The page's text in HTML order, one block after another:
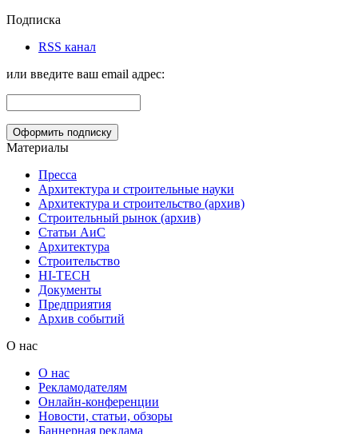
Подписка
RSS канал
или введите ваш email адрес:
Материалы
Пресса
Архитектура и строительные науки
Архитектура и строительство (архив)
Строительный рынок (архив)
Статьи АиС
Архитектура
Строительство
HI-TECH
Документы
Предприятия
Архив событий
О нас
О нас
Рекламодателям
Онлайн-конференции
Новости, статьи, обзоры
Баннерная реклама